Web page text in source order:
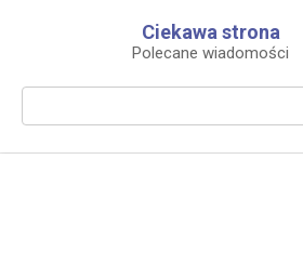
Ciekawa strona
Polecane wiadomości